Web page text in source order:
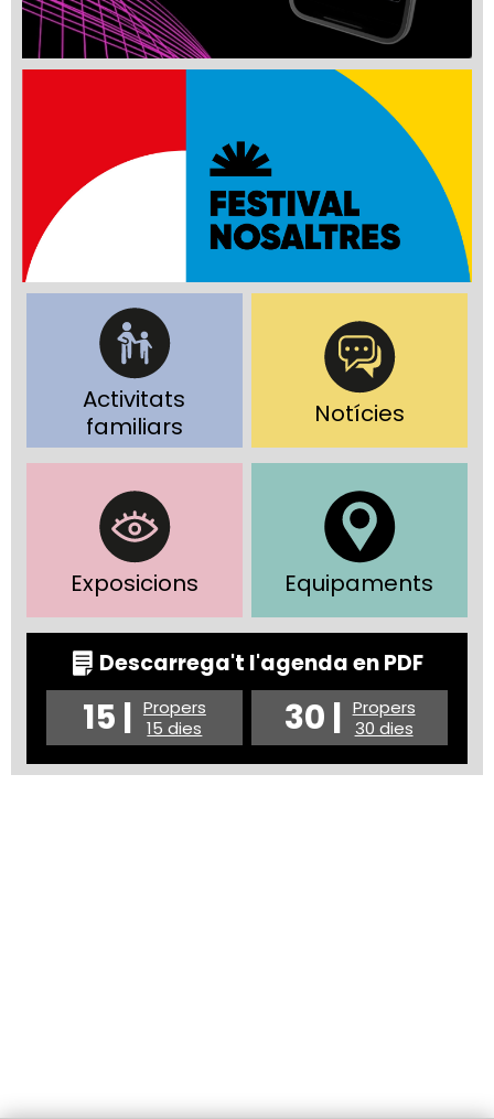
Activitats
familiars
Notícies
Exposicions Equipaments
Descarrega't l'agenda en PDF
15 | Propers
15 dies
30 | Propers
30 dies